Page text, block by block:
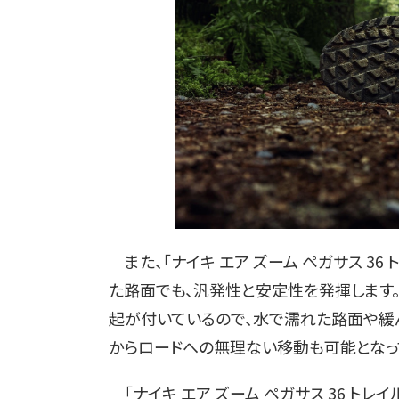
また、「ナイキ エア ズーム ペガサス 36
た路面でも、汎発性と安定性を発揮します
起が付いているので、水で濡れた路面や緩
からロードへの無理ない移動も可能となっ
「ナイキ エア ズーム ペガサス 36 トレイ